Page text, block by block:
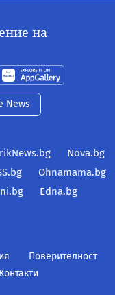
на
News
Nova.bg
Ohnamama.bg
Edna.bg
Поверителност
Контакти